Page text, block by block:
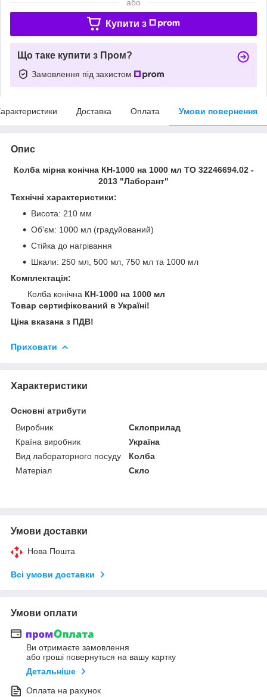
або
Купити з
Що таке купити з Пром?
Замовлення під захистом
Доставка Оплата Умови повернення
Опис
Колба мірна конічна КН-1000 на 1000 мл ТО 32246694.02 -
2013 "Лаборант"
Технічні характеристики:
Висота: 210 мм
Об'єм: 1000 мл (градуйований)
Стійка до нагрівання
Шкали: 250 мл, 500 мл, 750 мл та 1000 мл
Комплектація:
Колба конічна КН-1000 на 1000 мл
Товар сертифікований в Україні!
Ціна вказана з ПДВ!
Приховати
Характеристики
Основні атрибути
Виробник
Склоприлад
Країна виробник
Україна
Вид лабораторного посуду
Колба
Матеріал
Скло
Умови доставки
Нова Пошта
Всі умови доставки
Умови оплати
Ви отримаєте замовлення
або гроші повернуться на вашу картку
Детальніше
Оплата на рахунок